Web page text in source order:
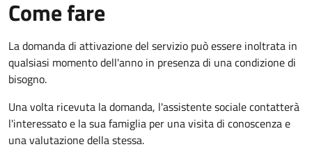
Come fare
La domanda di attivazione del servizio può essere inoltrata in
qualsiasi momento dell'anno in presenza di una condizione di
bisogno.
Una volta ricevuta la domanda, l'assistente sociale contatterà
l'interessato e la sua famiglia per una visita di conoscenza e
una valutazione della stessa.